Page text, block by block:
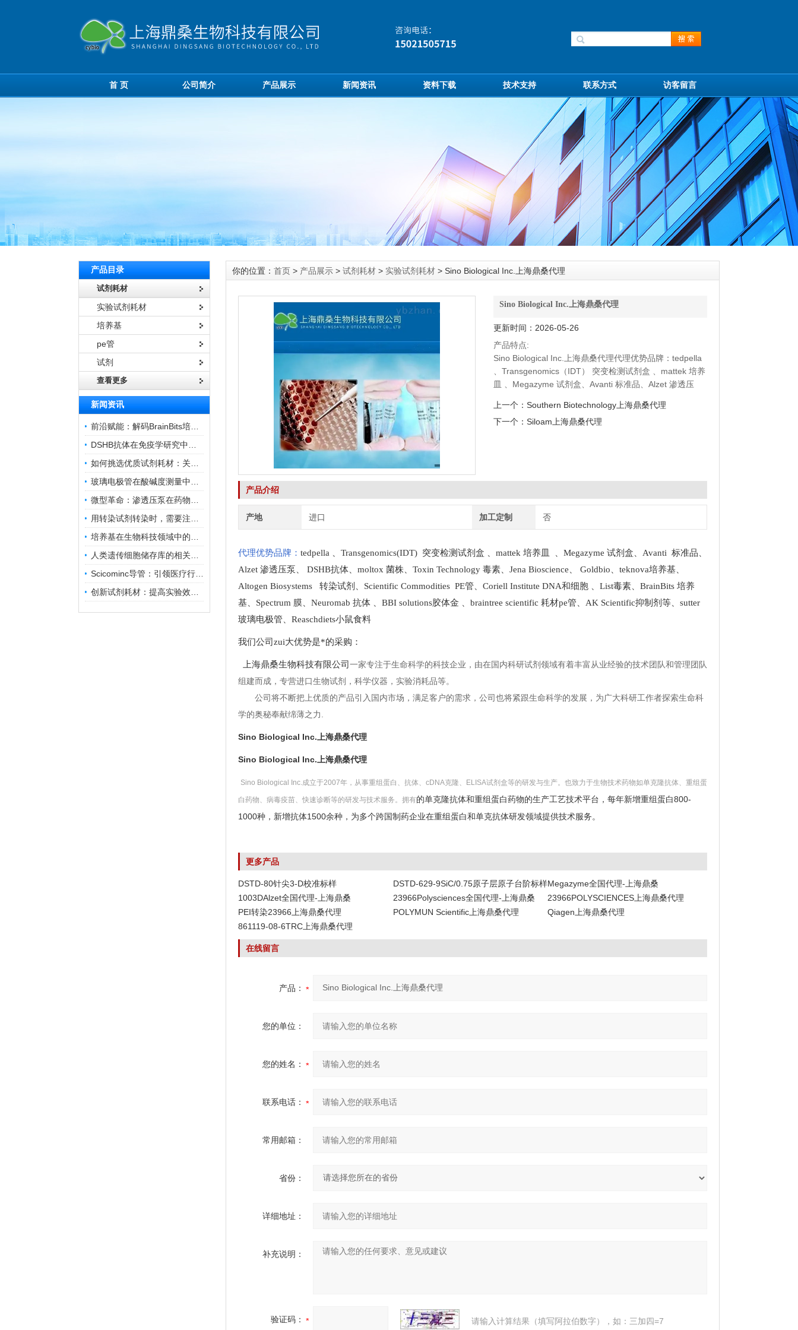
首 页 公司简介 产品展示 新闻资讯 资料下载 技术支持 联系方式 访客留言
产品目录
试剂耗材
实验试剂耗材
培养基
pe管
试剂
查看更多
新闻资讯
你的位置： 首页 > 产品展示 > 试剂耗材 > 实验试剂耗材 > Sino Biological Inc.上海鼎桑代理
Sino Biological Inc.上海鼎桑代理
更新时间：2026-05-26
产品特点:
Sino Biological Inc.上海鼎桑代理代理优势品牌：tedpella
、Transgenomics（IDT） 突变检测试剂盒 、mattek 培养
皿 、Megazyme 试剂盒、Avanti 标准品、Alzet 渗透压
上一个： Southern Biotechnology上海鼎桑代理
下一个： Siloam上海鼎桑代理
产品介绍
产地 进口 加工定制 否
代理优势品牌： tedpella Transgenomics(IDT) 突变检测试剂盒 mattek 培养皿 Megazyme 试剂盒 Avanti 标准品
Alzet 渗透压泵
DSHB抗体 moltox 菌株 Toxin Technology 毒素、 Jena Bioscience Goldbio teknova培养基
Altogen Biosystems 转染试剂
Scientific Commodities PE管 Coriell Institute DNA和细胞 List毒素、 BrainBits 培养
基
Spectrum 膜 Neuromab 抗体 BBI solutions胶体金 braintree scientific 耗材pe管 AK Scientific抑制剂等、 sutter
玻璃电极管
Reaschdiets小鼠食料
我们公司zui大优势是*的采购 ：
上海鼎桑生物科技有限公司 一家专注于生命科学的科技企业，由在国内科研试剂领域有着丰富从业经验的技术团队和管理团队
组建而成，专营进口生物试剂，科学仪器，实验消耗品等。
公司将不断把上优质的产品引入国内市场，满足客户的需求，公司也将紧跟生命科学的发展，为广大科研工作者探索生命科
学的奥秘奉献绵薄之力.
Sino Biological Inc.上海鼎桑代理
Sino Biological Inc.上海鼎桑代理
Sino Biological Inc.成立于2007年，从事重组蛋白、抗体、cDNA克隆、ELISA试剂盒等的研发与生产。也致力于生物技术药物如单克隆抗体、重组蛋
白药物、病毒疫苗、快速诊断等的研发与技术服务。拥有的单克隆抗体和重组蛋白药物的生产工艺技术平台，每年新增重组蛋白800-
1000种，新增抗体1500余种，为多个跨国制药企业在重组蛋白和单克抗体研发领域提供技术服务。
更多产品
DSTD-80针尖3-D校准标样 DSTD-629-9SiC/0.75原子层原子台阶标样Megazyme全国代理-上海鼎桑
1003DAlzet全国代理-上海鼎桑
23966Polysciences全国代理-上海鼎桑
23966POLYSCIENCES上海鼎桑代理
PEI转染23966上海鼎桑代理
POLYMUN Scientific上海鼎桑代理
Qiagen上海鼎桑代理
861119-08-6TRC上海鼎桑代理
在线留言
产品：
您的单位：
您的姓名：
联系电话：
常用邮箱：
省份：
详细地址：
补充说明：
验证码： 请输入计算结果（填写阿拉伯数字），如：三加四=7